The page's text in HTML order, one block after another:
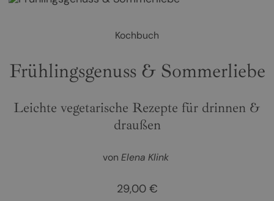
Kochbuch
Frühlingsgenuss & Sommerliebe
Leichte vegetarische Rezepte für drinnen &
draußen
vonElena Klink
29,00 €